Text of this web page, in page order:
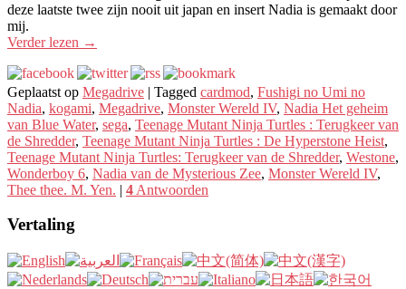
deze laatste twee zijn nooit uit japan en insert Nadia is gemaakt door
mij.
Verder lezen →
Geplaatst op Megadrive | Tagged cardmod, Fushigi no Umi no
Nadia, kogami, Megadrive, Monster Wereld IV, Nadia Het geheim
van Blue Water, sega, Teenage Mutant Ninja Turtles : Terugkeer van
de Shredder, Teenage Mutant Ninja Turtles : De Hyperstone Heist,
Teenage Mutant Ninja Turtles: Terugkeer van de Shredder, Westone,
Wonderboy 6, Nadia van de Mysterious Zee, Monster Wereld IV,
Thee thee. M. Yen. | 4 Antwoorden
Vertaling